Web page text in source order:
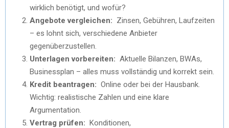
wirklich benötigt, und wofür?
Angebote vergleichen: Zinsen, Gebühren, Laufzeiten
– es lohnt sich, verschiedene Anbieter
gegenüberzustellen.
Unterlagen vorbereiten: Aktuelle Bilanzen, BWAs,
Businessplan – alles muss vollständig und korrekt sein.
Kredit beantragen: Online oder bei der Hausbank.
Wichtig: realistische Zahlen und eine klare
Argumentation.
Vertrag prüfen: Konditionen,